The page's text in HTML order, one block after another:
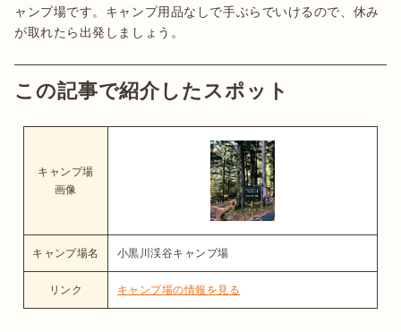
ャンプ場です。キャンプ用品なしで手ぶらでいけるので、休み
が取れたら出発しましょう。
この記事で紹介したスポット
キャンプ場
画像
キャンプ場名 小黒川渓谷キャンプ場
リンク キャンプ場の情報を見る